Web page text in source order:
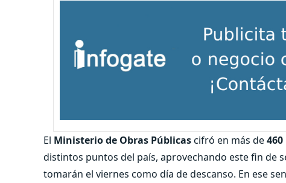
El Ministerio de Obras Públicascifró en más de
distintos puntos del país, aprovechando este fin de
tomarán el viernes como día de descanso. En ese